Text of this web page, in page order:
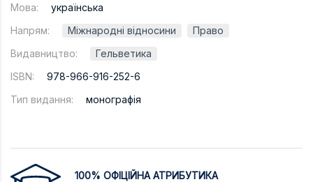
Мова:
українська
Напрям:
Міжнародні відносини
Право
Видавництво:
Гельветика
ISBN:
978-966-916-252-6
Тип видання:
монографія
100% ОФІЦІЙНА АТРИБУТИКА